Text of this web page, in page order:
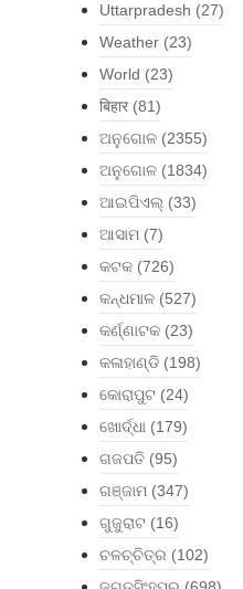
Uttarpradesh (27)
Weather (23)
World (23)
बिहार (81)
ଅନୁଗୋଳ (2355)
ଅନୁଗୋଳ (1834)
ଆଇପିଏଲ୍ (33)
ଆସାମ (7)
କଟକ (726)
କନ୍ଧମାଳ (527)
କର୍ଣ୍ଣାଟକ (23)
କଳାହାଣ୍ଡି (198)
କୋରାପୁଟ (24)
ଖୋର୍ଦ୍ଧା (179)
ଗଜପତି (95)
ଗଞ୍ଜାମ (347)
ଗୁଜୁରାଟ (16)
ଚଳଚ୍ଚିତ୍ର (102)